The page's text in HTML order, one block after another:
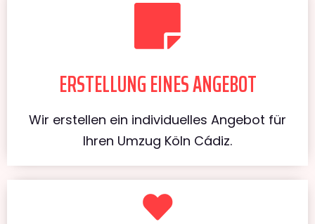
ERSTELLUNG EINES ANGEBOT
Wir erstellen ein individuelles Angebot für
Ihren Umzug Köln Cádiz.